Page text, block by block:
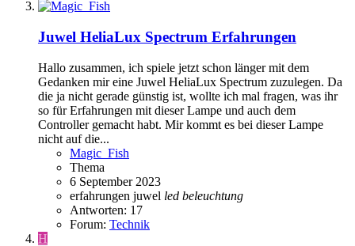
Juwel HeliaLux Spectrum Erfahrungen
Hallo zusammen, ich spiele jetzt schon länger mit dem
Gedanken mir eine Juwel HeliaLux Spectrum zuzulegen. Da
die ja nicht gerade günstig ist, wollte ich mal fragen, was ihr
so für Erfahrungen mit dieser Lampe und auch dem
Controller gemacht habt. Mir kommt es bei dieser Lampe
nicht auf die...
Magic_Fish
Thema
6 September 2023
erfahrungen juwel led beleuchtung
Antworten: 17
Forum: Technik
H